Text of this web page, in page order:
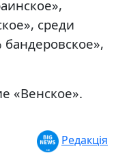
среди
бандеровское»,
«Венское».
Редакція